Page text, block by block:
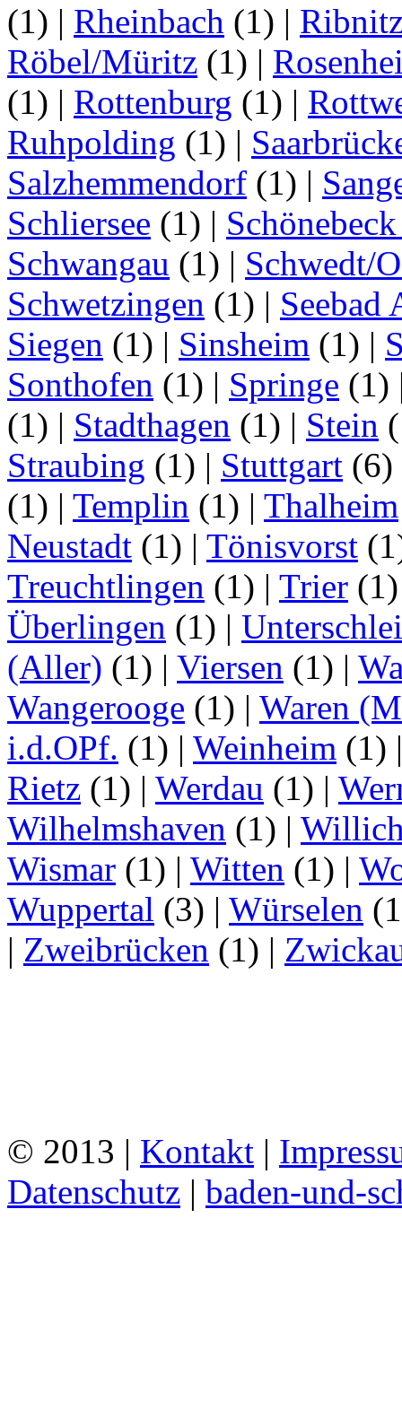
(1) | Rheinbach (1) |
Röbel/Müritz (1) |
(1) | Rottenburg (1) |
Ruhpolding (1) |
Salzhemmendorf (1) |
Schliersee (1) |
Schwangau (1) | Schwedt/
Schwetzingen (1) | Seebad
Siegen (1) | Sinsheim (1) |
Sonthofen (1) | Springe (1)
(1) | Stadthagen (1) | Stein
Straubing (1) | Stuttgart (6)
(1) | Templin (1) | Thalheim
Neustadt (1) | Tönisvorst
Treuchtlingen (1) | Trier
Überlingen (1) |
(Aller) (1) | Viersen (1) |
Wangerooge (1) | Waren
i.d.OPf. (1) | Weinheim (1)
Rietz (1) | Werdau (1) |
Wilhelmshaven (1) |
Wismar (1) | Witten (1) |
Wuppertal (3) | Würselen
| Zweibrücken (1) |
© 2013 | Kontakt |
Datenschutz | baden-und-